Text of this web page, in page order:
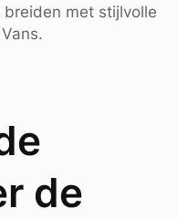
met stijlvolle
de